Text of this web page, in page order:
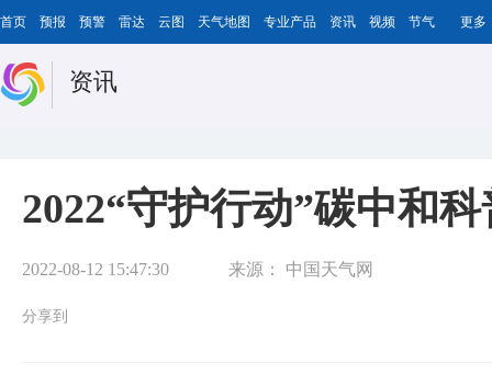
首页 预报 预警 雷达 云图 天气地图 专业产品 资讯 视频 节气 更多
资讯
2022“守护行动”碳中和
2022-08-12 15:47:30 来源： 中国天气网
分享到